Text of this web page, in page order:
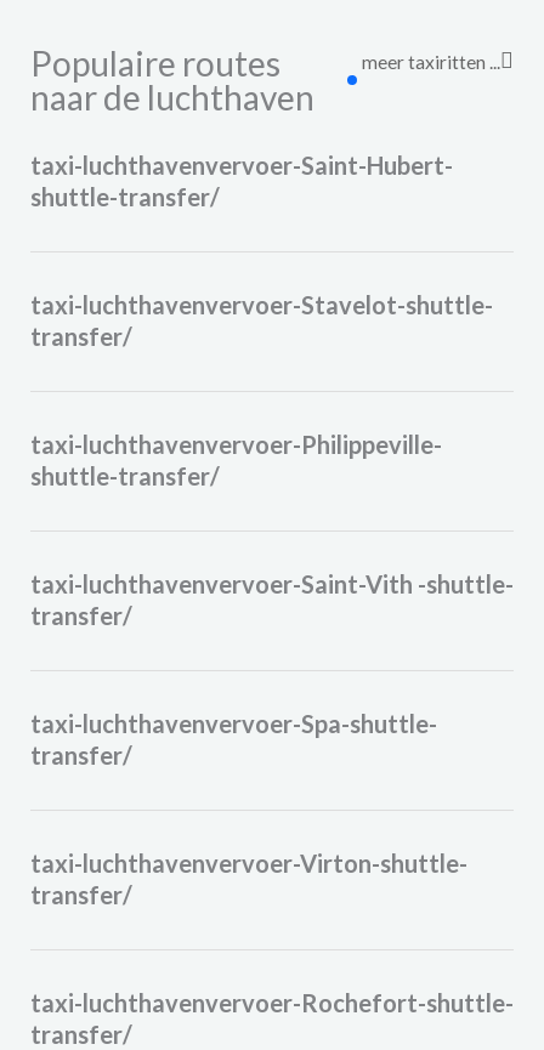
Populaire routes
naar de luchthaven
meer taxiritten ...
taxi-luchthavenvervoer-Saint-Hubert-
shuttle-transfer/
taxi-luchthavenvervoer-Stavelot-shuttle-
transfer/
taxi-luchthavenvervoer-Philippeville-
shuttle-transfer/
taxi-luchthavenvervoer-Saint-Vith -shuttle-
transfer/
taxi-luchthavenvervoer-Spa-shuttle-
transfer/
taxi-luchthavenvervoer-Virton-shuttle-
transfer/
taxi-luchthavenvervoer-Rochefort-shuttle-
transfer/